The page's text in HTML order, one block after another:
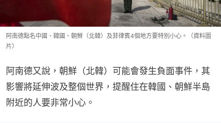
阿南德點名中國、韓國、朝鮮（北韓）及菲律賓4個地方要特別小心。（資料圖
片）
阿南德又說，朝鮮（北韓）可能會發生負面事件，其
影響將延伸波及整個世界，提醒住在韓國、朝鮮半島
附近的人要非常小心。